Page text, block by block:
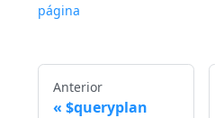
página
Anterior
$queryplan